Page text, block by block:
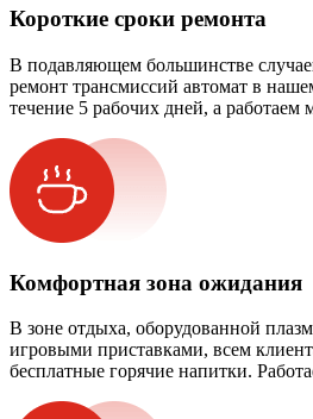
Короткие сроки ремонта
В подавляющем большинстве
ремонт трансмиссий автомат в
течение 5 рабочих дней, а работаем
Комфортная зона ожидания
В зоне отдыха, оборудованной
игровыми приставками, всем
бесплатные горячие напитки.